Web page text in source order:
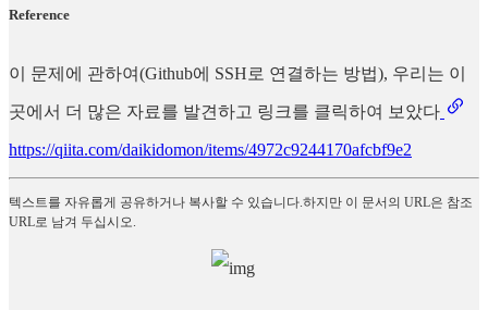
Reference
이 문제에 관하여(Github에 SSH로 연결하는 방법), 우리는 이
곳에서 더 많은 자료를 발견하고 링크를 클릭하여 보았다
https://qiita.com/daikidomon/items/4972c9244170afcbf9e2
텍스트를 자유롭게 공유하거나 복사할 수 있습니다.하지만 이 문서의 URL은 참조
URL로 남겨 두십시오.